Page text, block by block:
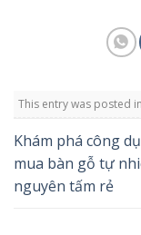
This entry was posted in
Khám phá công
mua bàn gỗ tự
nguyên tấm rẻ